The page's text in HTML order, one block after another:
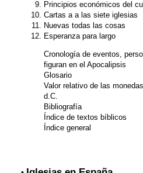
Principios económicos del
Cartas a a las siete iglesias
Nuevas todas las cosas
Esperanza para largo
Cronología de eventos,
figuran en el Apocalipsis
Glosario
Valor relativo de las
d.C.
Bibliografía
Índice de textos bíblicos
Índice general